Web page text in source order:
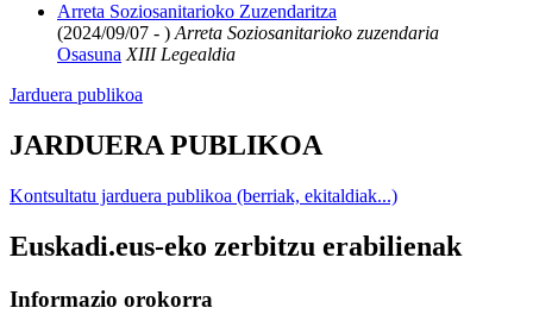
Arreta Soziosanitarioko Zuzendaritza
(2024/09/07 - ) Arreta Soziosanitarioko zuzendaria
Osasuna XIII Legealdia
Jarduera publikoa
JARDUERA PUBLIKOA
Kontsultatu jarduera publikoa (berriak, ekitaldiak...)
Euskadi.eus-eko zerbitzu erabilienak
Informazio orokorra